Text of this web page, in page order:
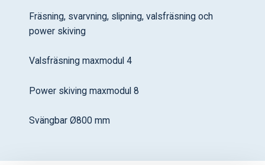
Fräsning, svarvning, slipning, valsfräsning och
power skiving
Valsfräsning maxmodul 4
Power skiving maxmodul 8
Svängbar Ø800 mm